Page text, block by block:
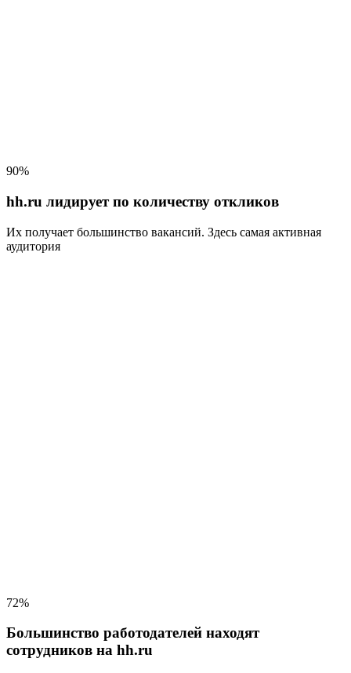
90%
hh.ru лидирует по количеству откликов
Их получает большинство вакансий. Здесь самая активная
аудитория
72%
Большинство работодателей находят
сотрудников на hh.ru